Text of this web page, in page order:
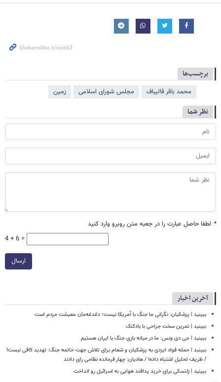
برچسب‌ها
محمد باقر قالیباف مجلس شورای اسلامی زمین
نظر شما
* لطفا حاصل عبارت را در جعبه متن روبرو وارد کنید
4 + 6 =
ارسال
آخرین اخبار
ببینید | پزشکیان: نگرانی ما جنگ با آمریکا نیست؛ دغدغه‌مان معیشت مردم است
ببینید | تمرین سخت جراحی با بادکنک
ببینید | جی دی ونس: ما در میانه بازی جنگ با ایران هستیم
ببینید | حمله فواد ایزدی به پزشکیان و شعام برای تلاش جهت خاتمه جنگ: تهدید کافی نیست!
/ ظریف تحلیل اشتباه داده! / هادیان: چهار فرمانده نظامی رای دادند
ببینید | زلنسکی برای خرید پدافند هوایی به اسرائیل رو انداخت